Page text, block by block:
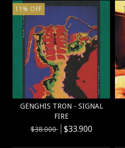
11 % OFF
GENGHIS TRON - SIGNAL
FIRE
$38.000 $33.900